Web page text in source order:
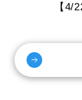
【4/